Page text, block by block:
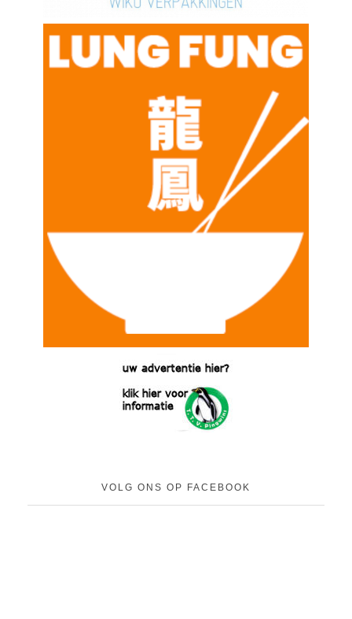
VOLG ONS OP FACEBOOK